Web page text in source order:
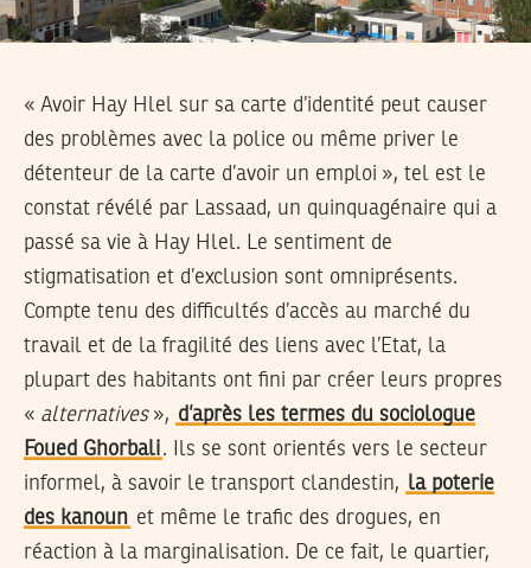
« Avoir Hay Hlel sur sa carte d’identité peut causer
des problèmes avec la police ou même priver le
détenteur de la carte d’avoir un emploi », tel est le
constat révélé par Lassaad, un quinquagénaire qui a
passé sa vie à Hay Hlel. Le sentiment de
stigmatisation et d’exclusion sont omniprésents.
Compte tenu des difficultés d’accès au marché du
travail et de la fragilité des liens avec l’Etat, la
plupart des habitants ont fini par créer leurs propres
« alternatives», d’après les termes du sociologue
Foued Ghorbali. Ils se sont orientés vers le secteur
informel, à savoir le transport clandestin, la poterie
des kanoun et même le trafic des drogues, en
réaction à la marginalisation. De ce fait, le quartier,